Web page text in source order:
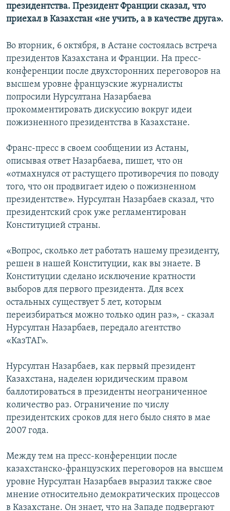
президентства. Президент Франции сказал, что
приехал в Казахстан «не учить, а в качестве друга».
Во вторник, 6 октября, в Астане состоялась встреча
президентов Казахстана и Франции. На пресс-
конференции после двухсторонних переговоров на
высшем уровне французские журналисты
попросили Нурсултана Назарбаева
прокомментировать дискуссию вокруг идеи
пожизненного президентства в Казахстане.
Франс-пресс в своем сообщении из Астаны,
описывая ответ Назарбаева, пишет, что он
«отмахнулся от растущего противоречия по поводу
того, что он продвигает идею о пожизненном
президентстве». Нурсултан Назарбаев сказал, что
президентский срок уже регламентирован
Конституцией страны.
«Вопрос, сколько лет работать нашему президенту,
решен в нашей Конституции, как вы знаете. В
Конституции сделано исключение кратности
выборов для первого президента. Для всех
остальных существует 5 лет, которым
переизбираться можно только один раз», - сказал
Нурсултан Назарбаев, передало агентство
«КазТАГ».
Нурсултан Назарбаев, как первый президент
Казахстана, наделен юридическим правом
баллотироваться в президенты неограниченное
количество раз. Ограничение по числу
президентских сроков для него было снято в мае
2007 года.
Между тем на пресс-конференции после
казахстанско-французских переговоров на высшем
уровне Нурсултан Назарбаев выразил также свое
мнение относительно демократических процессов
в Казахстане. Он знает, что на Западе подвергают